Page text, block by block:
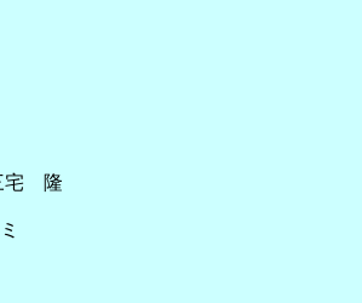
食生活（その4）
貝類コレクション
マダラソテツシジミ